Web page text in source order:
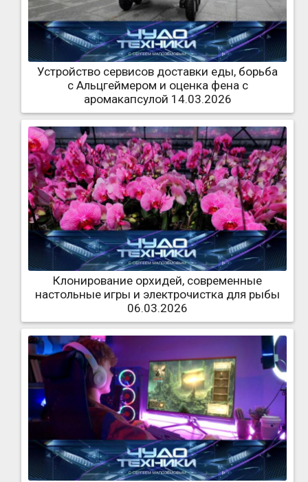
Устройство сервисов доставки еды, борьба
с Альцгеймером и оценка фена с
аромакапсулой 14.03.2026
Клонирование орхидей, современные
настольные игры и электрочистка для рыбы
06.03.2026